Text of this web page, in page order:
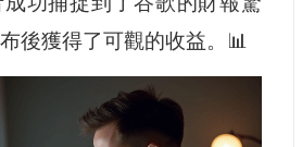
後獲得了可觀的收益。📊